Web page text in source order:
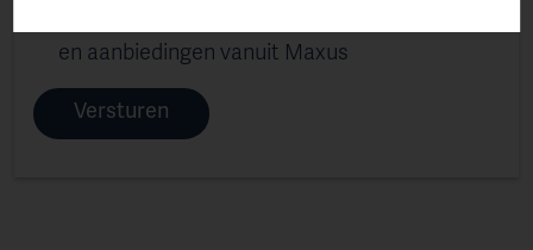
en aanbiedingen vanuit Maxus